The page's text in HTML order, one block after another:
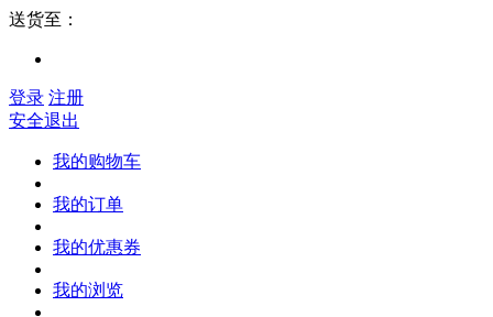
送货至：
登录 注册
安全退出
我的购物车
我的订单
我的优惠券
我的浏览